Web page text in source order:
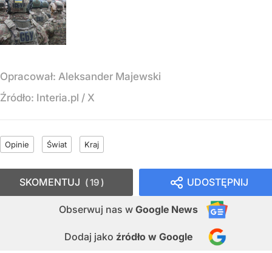
Opracował: Aleksander Majewski
Źródło: Interia.pl / X
Opinie Świat Kraj
UDOSTĘPNIJ
Obserwuj nas w Google News
Dodaj jako źródło w Google
SKOMENTUJ 19